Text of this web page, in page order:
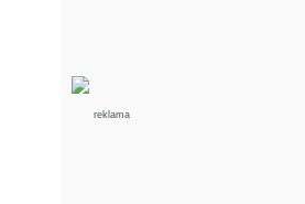
reklama